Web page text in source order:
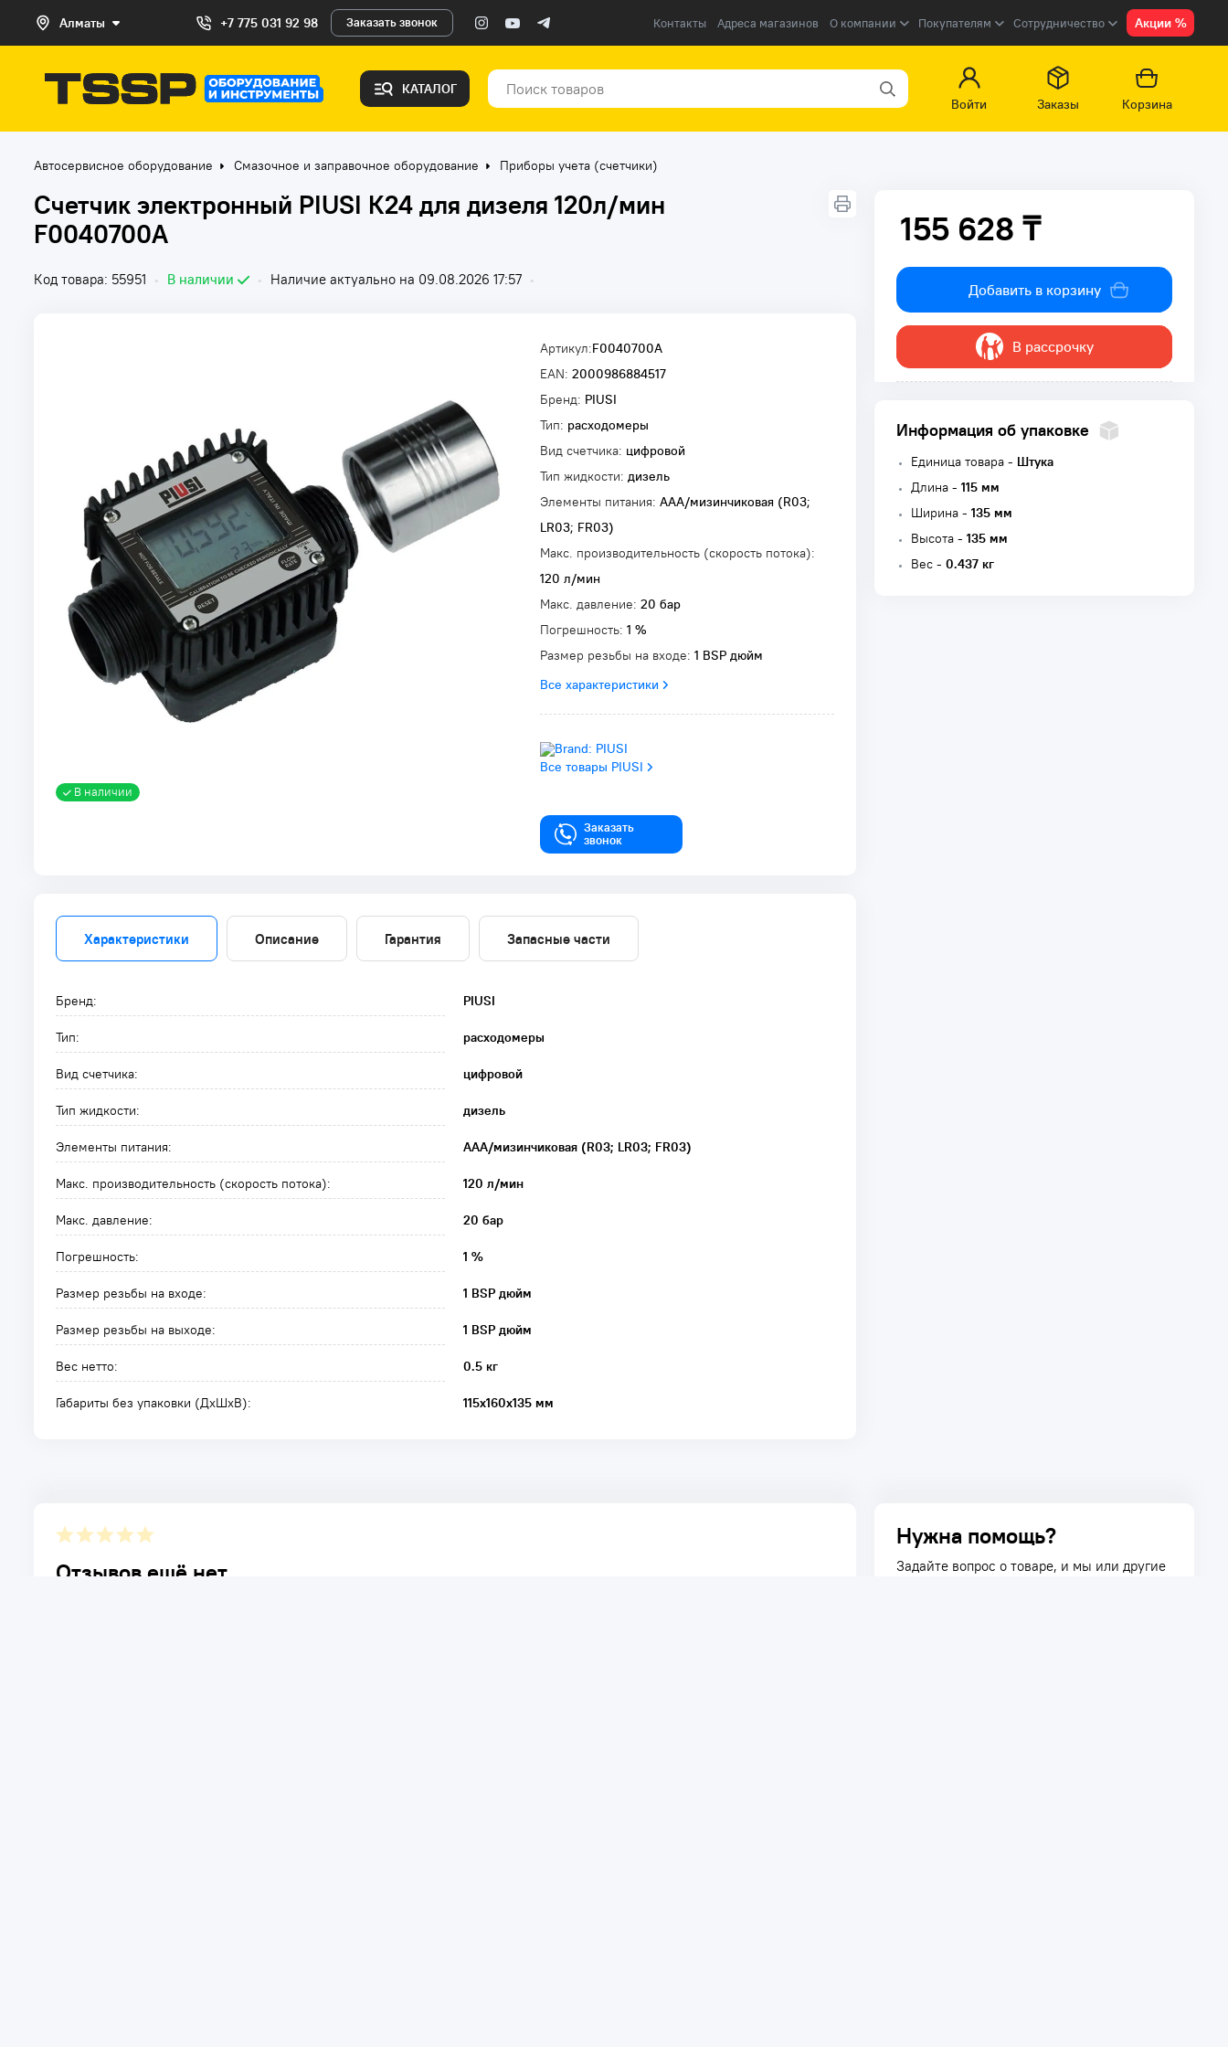
Алматы +7 775 031 92 98 Заказать звонок Контакты Адреса магазинов О компании Покупателям Сотрудничество Акции %
КАТАЛОГ
Войти
Заказы Корзина
Автосервисное оборудование Смазочное и заправочное оборудование Приборы учета (счетчики)
Счетчик электронный PIUSI К24 для дизеля 120л/мин
F0040700A
Код товара: 55951 • В наличии • Наличие актуально на 09.08.2026 17:57 •
В наличии
Артикул:F0040700A
EAN: 2000986884517
Бренд: PIUSI
Тип: расходомеры
Вид счетчика: цифровой
Тип жидкости: дизель
Элементы питания: AAA/мизинчиковая (R03;
LR03; FR03)
Макс. производительность (скорость потока):
120 л/мин
Макс. давление: 20 бар
Погрешность: 1 %
Размер резьбы на входе: 1 BSP дюйм
Все характеристики
Все товары PIUSI
Заказать
звонок
155 628 ₸
155 628 ₸
Добавить в корзину
В рассрочку
Информация об упаковке
Единица товара - Штука
Длина - 115 мм
Ширина - 135 мм
Высота - 135 мм
Вес - 0.437 кг
Характеристики Описание Гарантия Запасные части
Бренд: PIUSI
Тип: расходомеры
Вид счетчика: цифровой
Тип жидкости: дизель
Элементы питания: AAA/мизинчиковая (R03; LR03; FR03)
Макс. производительность (скорость потока): 120 л/мин
Макс. давление: 20 бар
Погрешность: 1 %
Размер резьбы на входе: 1 BSP дюйм
Размер резьбы на выходе: 1 BSP дюйм
Вес нетто: 0.5 кг
Габариты без упаковки (ДxШxВ): 115х160х135 мм
Отзывов ещё нет.
Нужна помощь?
Задайте вопрос о товаре, и мы или другие